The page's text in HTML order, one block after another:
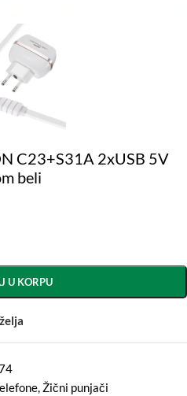
C23+S31A 2xUSB 5V
beli
U KORPU
, Žični punjači